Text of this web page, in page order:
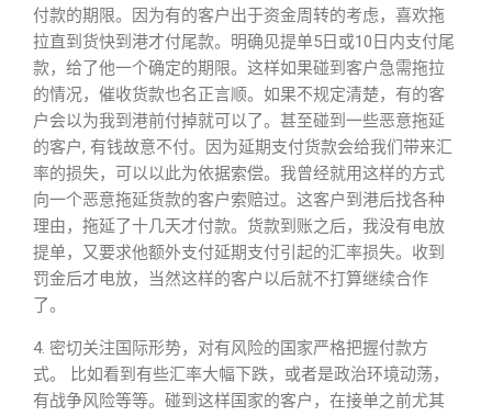
付款的期限。因为有的客户出于资金周转的考虑，喜欢拖
拉直到货快到港才付尾款。明确见提单5日或10日内支付尾
款，给了他一个确定的期限。这样如果碰到客户急需拖拉
的情况，催收货款也名正言顺。如果不规定清楚，有的客
户会以为我到港前付掉就可以了。甚至碰到一些恶意拖延
的客户, 有钱故意不付。因为延期支付货款会给我们带来汇
率的损失，可以以此为依据索偿。我曾经就用这样的方式
向一个恶意拖延货款的客户索赔过。这客户到港后找各种
理由，拖延了十几天才付款。货款到账之后，我没有电放
提单，又要求他额外支付延期支付引起的汇率损失。收到
罚金后才电放，当然这样的客户以后就不打算继续合作
了。
4. 密切关注国际形势，对有风险的国家严格把握付款方
式。 比如看到有些汇率大幅下跌，或者是政治环境动荡，
有战争风险等等。碰到这样国家的客户，在接单之前尤其